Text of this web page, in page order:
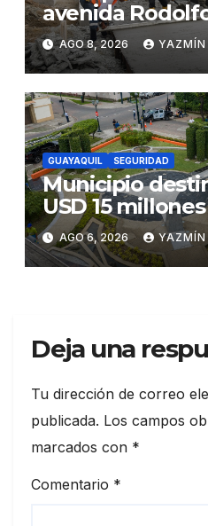
avenida
Nazur como
Renovación
AGO 8, 2026 YAZMÍN
GUAYAQUIL SEGURIDAD
Municipio
USD 15
SEGURA EP
seguridad
AGO 6, 2026 YAZMÍN
Deja una
Tu dirección de correo
publicada. Los campos
marcados con *
Comentario *